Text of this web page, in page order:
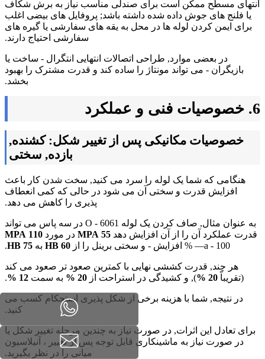
انتهای مسطح ممکن است برای صندلی مناسب نیاز به برش شکاف
یا فلنج های جوش داده شده داشته باشد; پروفایل های بیضی اغلب
برای ایمن کردن لوله ها در محل به یقه های سفارشی یا گیره های
سفارشی احتیاج دارند.
در بعضی موارد, طراحی اتصالات انتهایی انتگرال - ساخت یا
بازیگران - می تواند مونتاژ را ساده کند و قدرت مشترک را بهبود
بخشد.
6. خصوصیات فنی و عملکرد
خصوصیات مکانیکی پس از تغییر شکل: کشنده,
بازده, سختی
هنگامی که شما یک لوله را سرد می کنید, سخت شدن کار باعث
افزایش قدرت و سختی آن می شود در حالی که کمی انعطاف
پذیری را کاهش می دهد.
به عنوان مثال, صاف کردن یک لوله 6061 - O در سه پاس می تواند
قدرت عملکرد آن را از آن افزایش دهد 55 MPA در مورد 110 MPA
—a - 100 % افزایش - و سختی برینل را از
60 HB به 75 HB
.
هر چند, قدرت کششی نهایی با کمترین صعود تر صعود می کند
(تقریباً 20 % ), و کشیدگی در استراحت از 20 % به سمت 12 %
.
در نتیجه, شما با هزینه برخی از شکل پذیری استحکام کسب می
کنید.
برای تعادل این اثرات, در صورت نیاز به چندین مرحله تغییر شکل یا
در صورت نیاز به ماشینکاری قابل توجه پس از تغییر ، آنیلاسیون
میانی را در نظر بگیرید.